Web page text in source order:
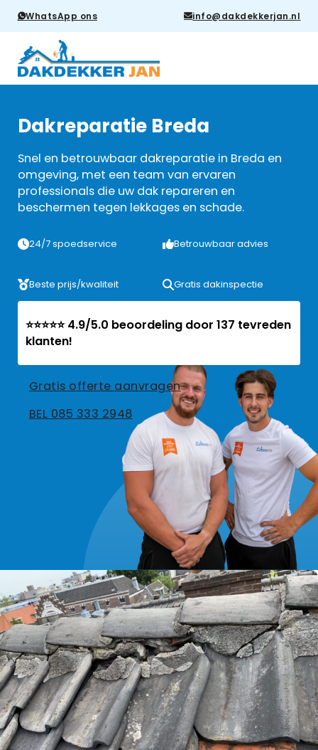
WhatsApp ons info@dakdekkerjan.nl
Dakreparatie Breda
Snel en betrouwbaar dakreparatie in Breda en
omgeving, met een team van ervaren
professionals die uw dak repareren en
beschermen tegen lekkages en schade.
24/7 spoedservice Betrouwbaar advies
Beste prijs/kwaliteit Gratis dakinspectie
⭐⭐⭐⭐⭐ 4.9/5.0 beoordeling door 137 tevreden
klanten!
Gratis offerte aanvragen
BEL 085 333 2948